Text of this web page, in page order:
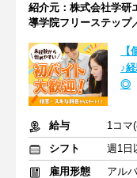
紹介元：株式会社学研
導学院フリーステップ
♪
◎
給与
1コ
シフト
週1日
雇用形態
アル